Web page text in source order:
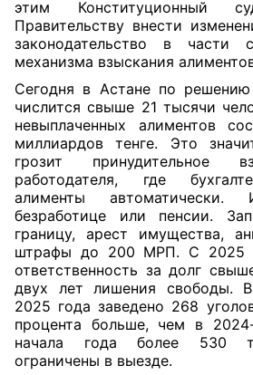
этим Конституционный
Правительству внести
законодательство в части
механизма взыскания
Сегодня в Астане по
числится свыше 21 тысячи
невыплаченных алиментов
миллиардов тенге. Это
грозит принудительное
работодателя, где
алименты
безработице или пенсии.
границу, арест имущества,
штрафы до 200 МРП. С 2025
ответственность за долг
двух лет лишения свободы.
2025 года заведено 268
процента больше, чем в
начала года более 530
ограничены в выезде.